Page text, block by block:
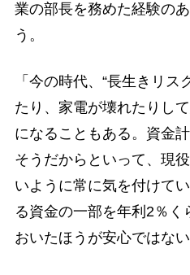
業の部長を務めた経験の
う。
「今の時代、“長生きリス
たり、家電が壊れたりし
になることもある。資金
そうだからといって、現
いように常に気を付けて
る資金の一部を年利2％く
おいたほうが安心ではな